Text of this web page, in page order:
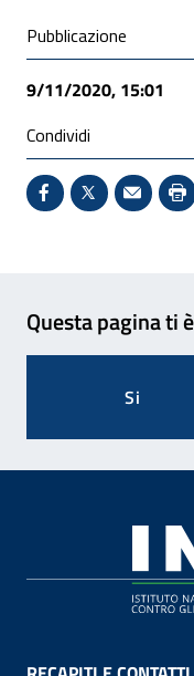
Condivisione
Pubblicazione
9/11/2020, 15:01
Condividi
Condividi su
X - SitoInvio
Questa pagina ti
Si